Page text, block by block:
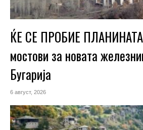
ЌЕ СЕ ПРОБИЕ ПЛАНИНАТА
мостови за новата
Бугарија
6 август, 2026